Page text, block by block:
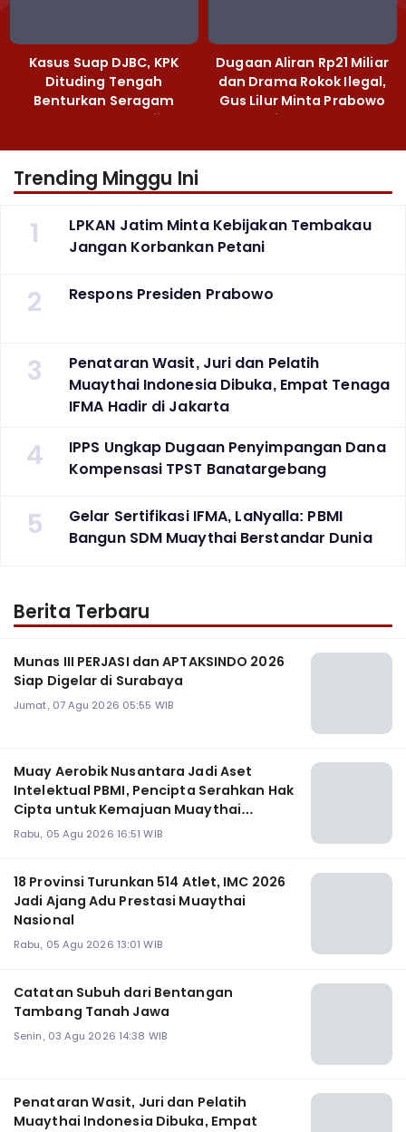
Kasus Suap DJBC, KPK
Dituding Tengah
Benturkan Seragam
Cokelat dengan Hijau
Dugaan Aliran Rp21 Miliar
dan Drama Rokok Ilegal,
Gus Lilur Minta Prabowo
Bertindak Tegas
Trending Minggu Ini
1
LPKAN Jatim Minta Kebijakan Tembakau
Jangan Korbankan Petani
2 Respons Presiden Prabowo
3
Penataran Wasit, Juri dan Pelatih
Muaythai Indonesia Dibuka, Empat Tenaga
IFMA Hadir di Jakarta
4
IPPS Ungkap Dugaan Penyimpangan Dana
Kompensasi TPST Banatargebang
5
Gelar Sertifikasi IFMA, LaNyalla: PBMI
Bangun SDM Muaythai Berstandar Dunia
Berita Terbaru
Munas III PERJASI dan APTAKSINDO 2026
Siap Digelar di Surabaya
Jumat, 07 Agu 2026 05:55 WIB
Muay Aerobik Nusantara Jadi Aset
Intelektual PBMI, Pencipta Serahkan Hak
Cipta untuk Kemajuan Muaythai
Indonesia
Rabu, 05 Agu 2026 16:51 WIB
18 Provinsi Turunkan 514 Atlet, IMC 2026
Jadi Ajang Adu Prestasi Muaythai
Nasional
Rabu, 05 Agu 2026 13:01 WIB
Catatan Subuh dari Bentangan
Tambang Tanah Jawa
Senin, 03 Agu 2026 14:38 WIB
Penataran Wasit, Juri dan Pelatih
Muaythai Indonesia Dibuka, Empat